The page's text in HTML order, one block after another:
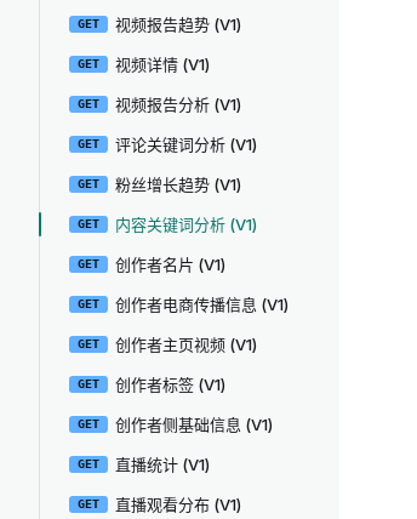
GET 视频报告趋势 (V1)
GET 视频详情 (V1)
GET 视频报告分析 (V1)
GET 评论关键词分析 (V1)
GET 粉丝增长趋势 (V1)
GET 内容关键词分析 (V1)
GET 创作者名片 (V1)
GET 创作者电商传播信息 (V1)
GET 创作者主页视频 (V1)
GET 创作者标签 (V1)
GET 创作者侧基础信息 (V1)
GET 直播统计 (V1)
GET 直播观看分布 (V1)